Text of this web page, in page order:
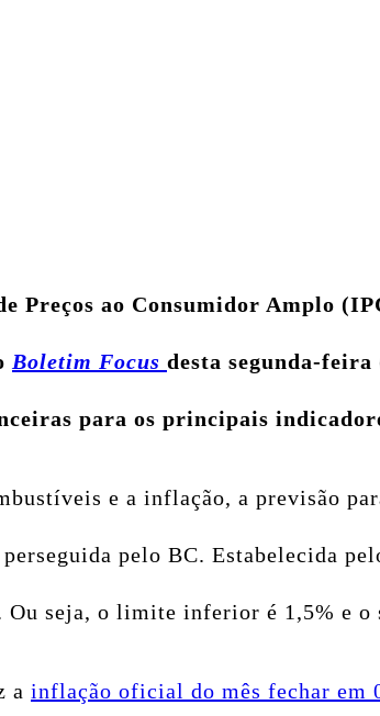
Preços ao Consumidor Amplo
Boletim Focus desta segunda-
para os principais
e a inflação, a previsão
pelo BC. Estabelecida
seja, o limite inferior é 1,5% e o
a inflação oficial do mês fechar em